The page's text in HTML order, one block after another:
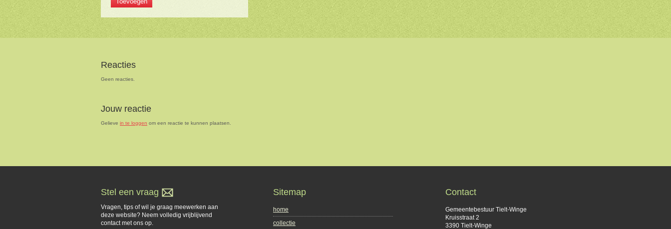
Reacties
Geen reacties.
Jouw reactie
Gelieve in te loggen om een reactie te kunnen plaatsen.
Stel een vraag
Vragen, tips of wil je graag meewerken aan
deze website? Neem volledig vrijblijvend
contact met ons op.
Sitemap
home
collectie
Contact
Gemeentebestuur Tielt-Winge
Kruisstraat 2
3390 Tielt-Winge